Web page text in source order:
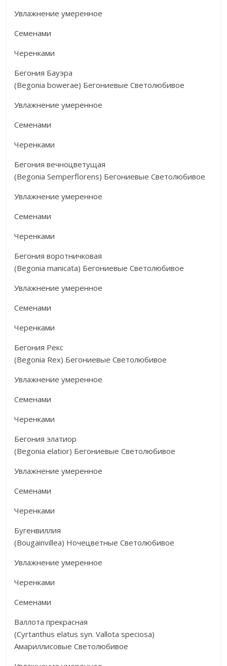
Увлажнение умеренное
Семенами
Черенками
Бегония Бауэра
(Begonia bowerae) Бегониевые Светолюбивое
Увлажнение умеренное
Семенами
Черенками
Бегония вечноцветущая
(Begonia Semperflorens) Бегониевые Светолюбивое
Увлажнение умеренное
Семенами
Черенками
Бегония воротничковая
(Begonia manicata) Бегониевые Светолюбивое
Увлажнение умеренное
Семенами
Черенками
Бегония Рекс
(Begonia Rex) Бегониевые Светолюбивое
Увлажнение умеренное
Семенами
Черенками
Бегония элатиор
(Begonia elatior) Бегониевые Светолюбивое
Увлажнение умеренное
Семенами
Черенками
Бугенвиллия
(Bougainvillea) Ночецветные Светолюбивое
Увлажнение умеренное
Черенками
Семенами
Валлота прекрасная
(Cyrtanthus elatus syn. Vallota speciosa)
Амариллисовые Светолюбивое